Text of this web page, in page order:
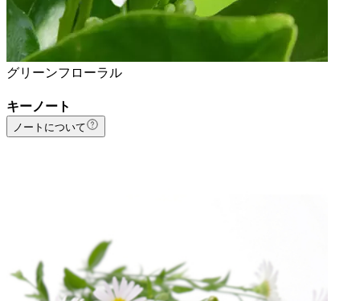
グリーンフローラル
キーノート
ノートについて